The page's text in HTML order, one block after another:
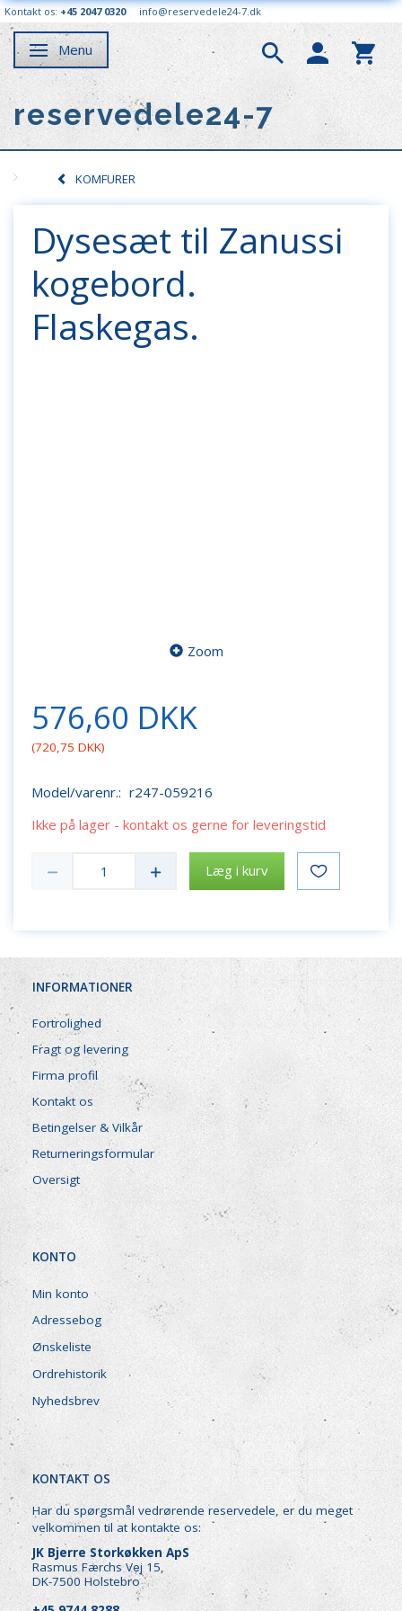
Kontakt os: +45 2047 0320 info@reservedele24-7.dk
Skifte navigation
Menu
reservedele24-7
KOMFURER
Dysesæt til Zanussi
kogebord.
Flaskegas.
Zoom
576,60 DKK
(720,75 DKK)
Model/varenr.: r247-059216
Ikke på lager - kontakt os gerne for leveringstid
Læg i kurv
INFORMATIONER
Fortrolighed
Fragt og levering
Firma profil
Kontakt os
Betingelser & Vilkår
Returneringsformular
Oversigt
KONTO
Min konto
Adressebog
Ønskeliste
Ordrehistorik
Nyhedsbrev
KONTAKT OS
Har du spørgsmål vedrørende reservedele, er du meget
velkommen til at kontakte os:
JK Bjerre Storkøkken ApS
Rasmus Færchs Vej 15,
DK-7500 Holstebro